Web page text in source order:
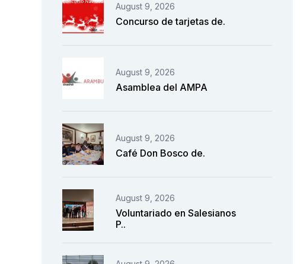
August 9, 2026
Concurso de tarjetas de.
August 9, 2026
Asamblea del AMPA
August 9, 2026
Café Don Bosco de.
August 9, 2026
Voluntariado en Salesianos
P..